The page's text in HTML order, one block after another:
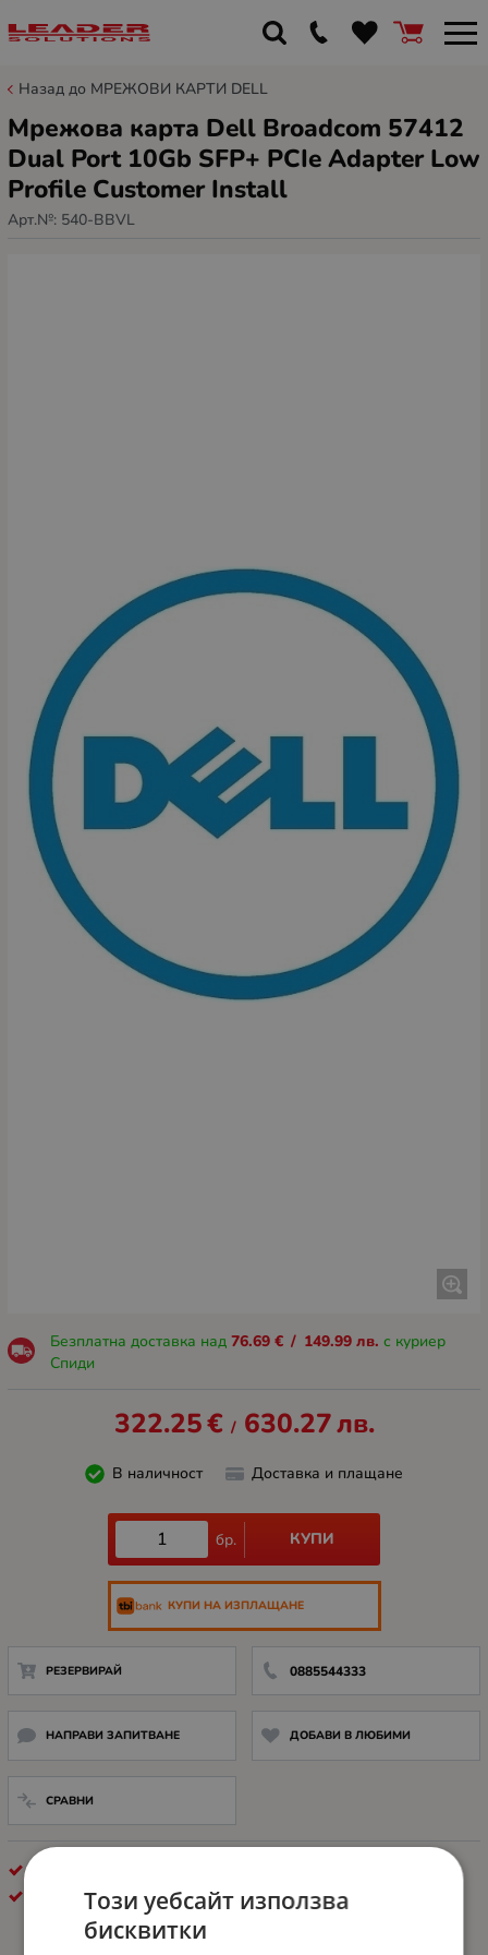
Назад до МРЕЖОВИ КАРТИ DELL
Мрежова карта Dell Broadcom 57412
Dual Port 10Gb SFP+ PCIe Adapter Low
Profile Customer Install
Арт.№: 540-BBVL
Безплатна доставка над 76.69 € / 149.99 лв. с куриер
Спиди
322.25€ / 630.27лв.
В наличност Доставка и плащане
бр. КУПИ
КУПИ НА ИЗПЛАЩАНЕ
РЕЗЕРВИРАЙ 0885544333
НАПРАВИ ЗАПИТВАНЕ ДОБАВИ В ЛЮБИМИ
СРАВНИ
Този уебсайт използва
бисквитки